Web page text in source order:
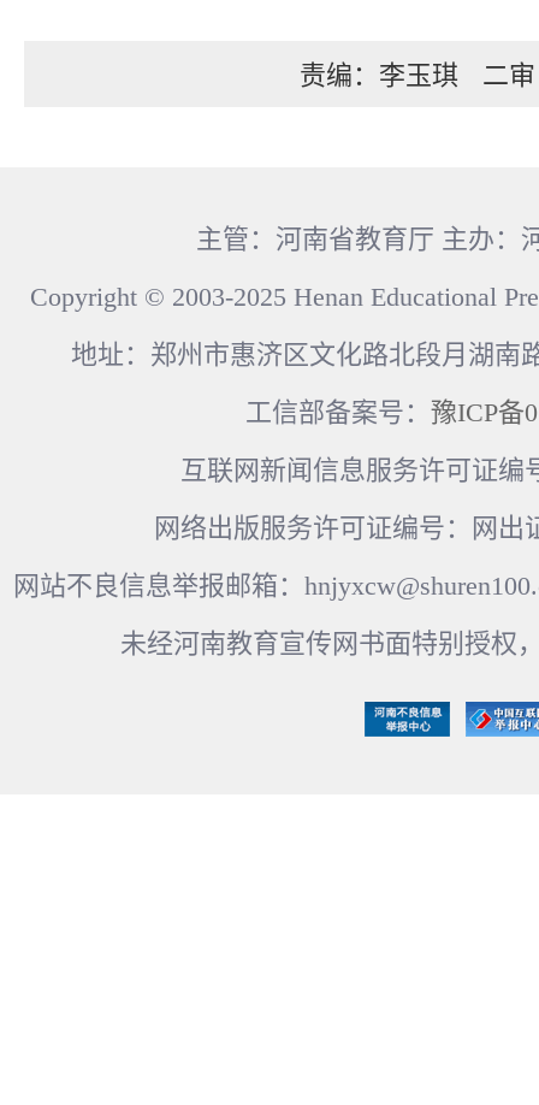
责编：李玉琪 二
主管：河南省教育厅 主办：
Copyright © 2003-2025 Henan Educational
地址：郑州市惠济区文化路北段月湖南
工信部备案号： 豫ICP备
互联网新闻信息服务许可证编
网络出版服务许可证编号：网出
网站不良信息举报邮箱：
未经河南教育宣传网书面特别授权